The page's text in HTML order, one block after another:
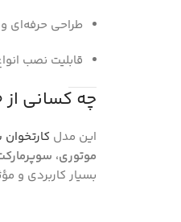
طراحی حرفه‌ای
قابلیت نصب
چه کسانی از SP580 استفاده می‌کنند؟
این مدل کارتخوان
موتوری،
بسیار کاربردی و